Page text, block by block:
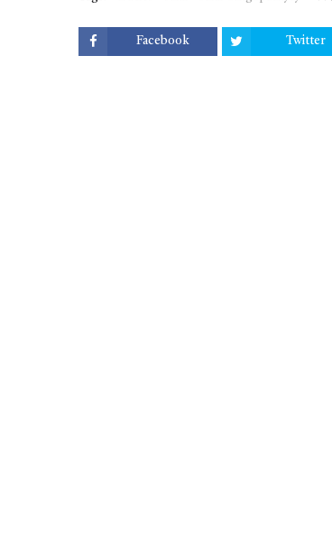
Facebook Twitter